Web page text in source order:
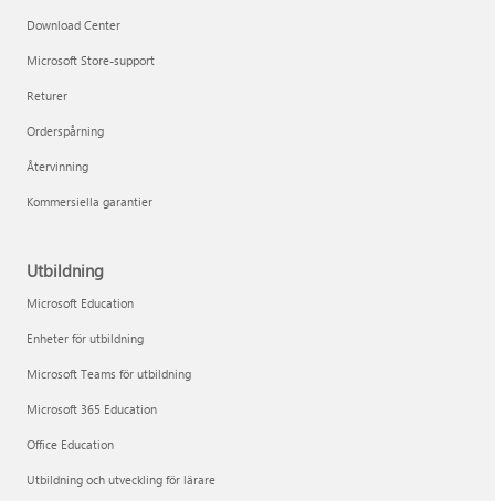
Download Center
Microsoft Store-support
Returer
Orderspårning
Återvinning
Kommersiella garantier
Utbildning
Microsoft Education
Enheter för utbildning
Microsoft Teams för utbildning
Microsoft 365 Education
Office Education
Utbildning och utveckling för lärare